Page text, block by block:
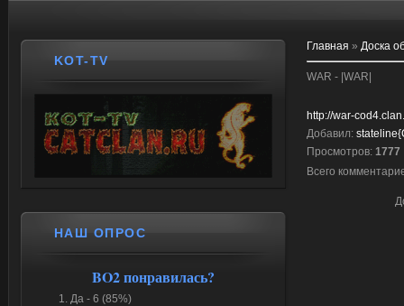
Главная » Доска
WAR - |WAR|
http://war-
Добавил:
Просмотров: 1777
Всего
KOT-TV
НАШ ОПРОС
BO2 понравилась?
1. Да - 6 (85%)